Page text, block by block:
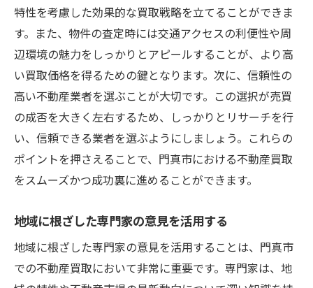
特性を考慮した効果的な買取戦略を立てることができま
す。また、物件の査定時には交通アクセスの利便性や周
辺環境の魅力をしっかりとアピールすることが、より高
い買取価格を得るための鍵となります。次に、信頼性の
高い不動産業者を選ぶことが大切です。この選択が売買
の成否を大きく左右するため、しっかりとリサーチを行
い、信頼できる業者を選ぶようにしましょう。これらの
ポイントを押さえることで、門真市における不動産買取
をスムーズかつ成功裏に進めることができます。
地域に根ざした専門家の意見を活用する
地域に根ざした専門家の意見を活用することは、門真市
での不動産買取において非常に重要です。専門家は、地